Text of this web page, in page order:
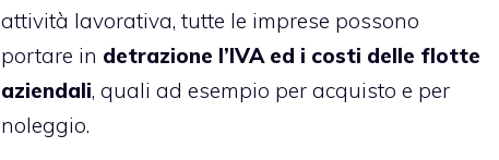
attività lavorativa, tutte le imprese possono
portare in detrazione l’IVA ed i costi delle flotte
aziendali, quali ad esempio per acquisto e per
noleggio.